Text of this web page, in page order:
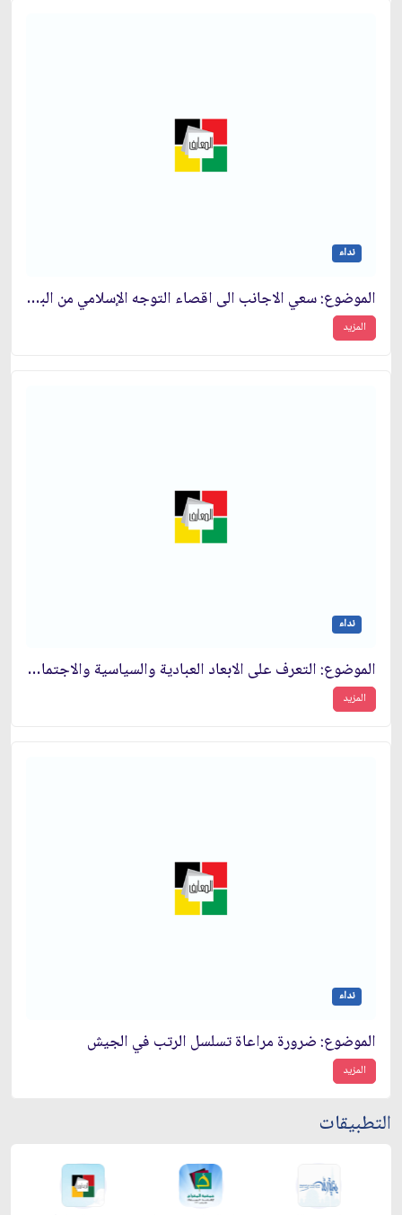
نداء
الموضوع: سعي الاجانب الى اقصاء التوجه الإسلامي من البرامج الثقافية والعلمية
المزيد
نداء
الموضوع: التعرف على الابعاد العبادية والسياسية والاجتماعية للحج وواجب المسلمين‏
المزيد
نداء
الموضوع: ضرورة مراعاة تسلسل الرتب في الجيش‏
المزيد
التطبيقات